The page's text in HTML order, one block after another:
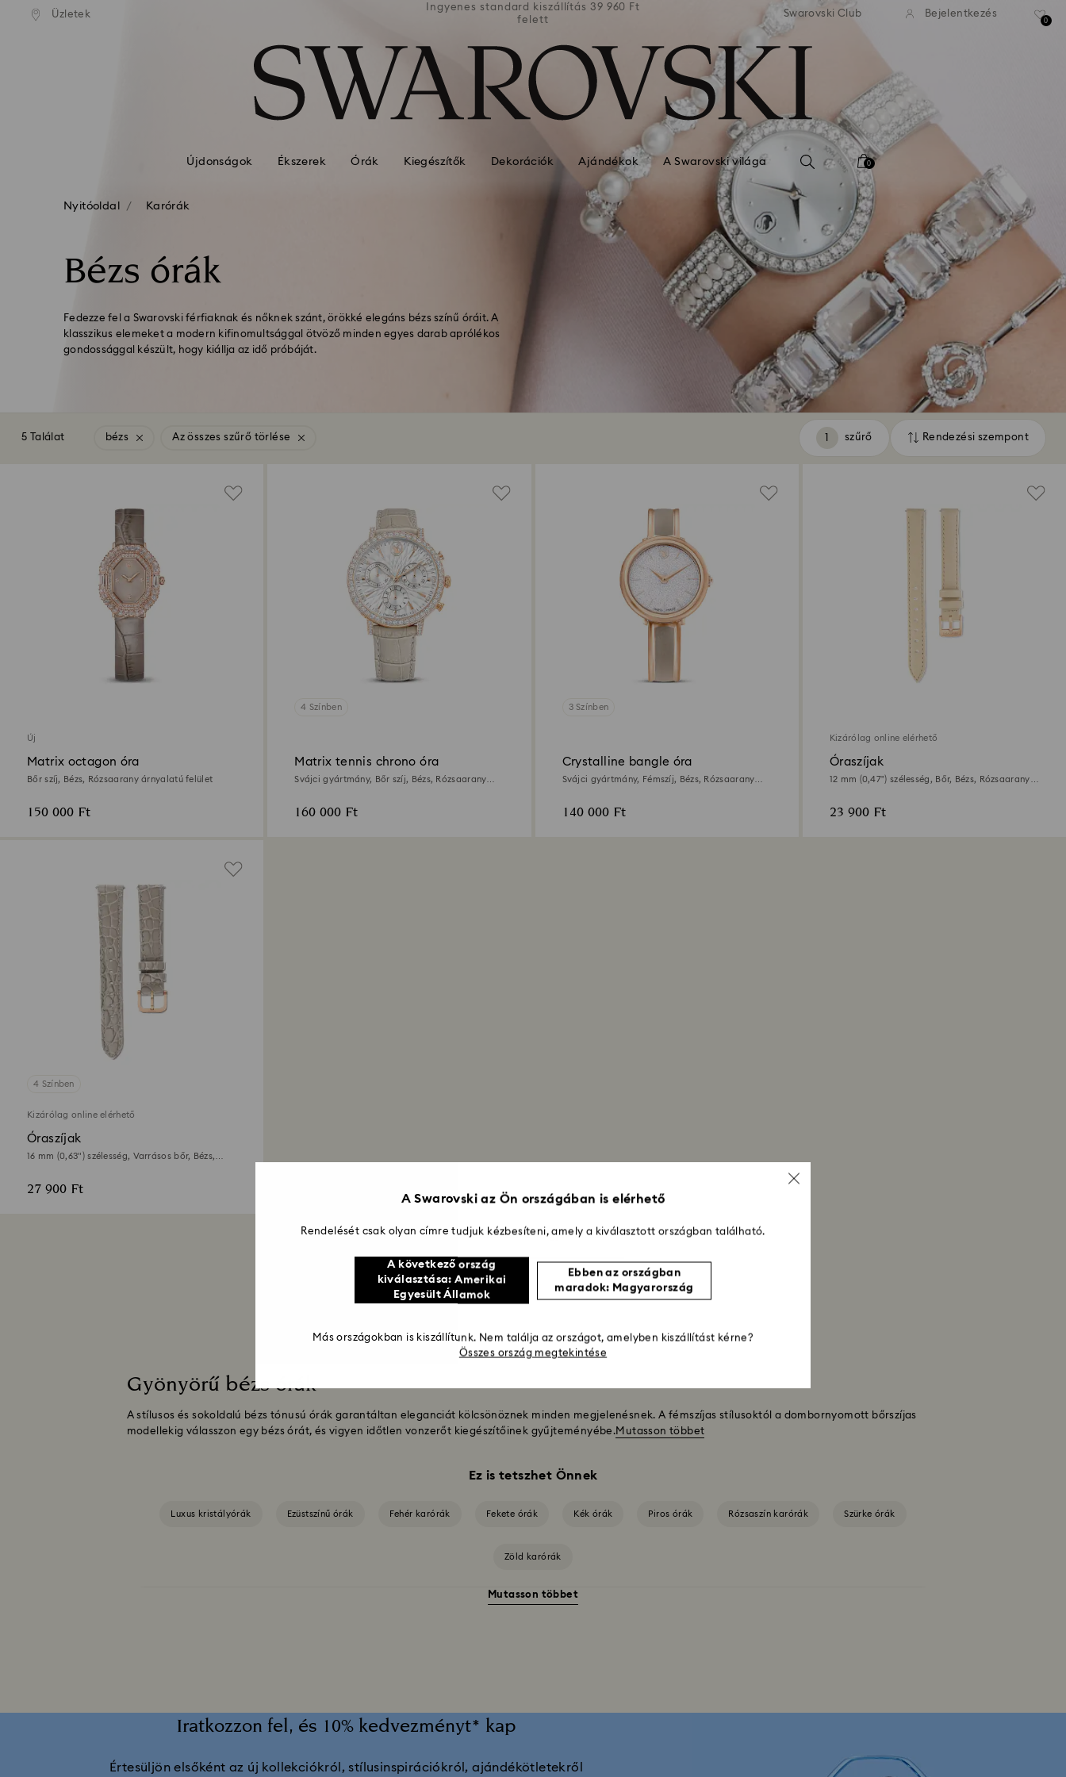
Hozzáférési-kulcs lista
Üzletek
kiszállítás 39 960 Ft
felett
Ingyenes standard kiszállítás 39 960 Ft
felett
Ingyenes standard kiszállítás 39 960 Ft
felett
Ingyenes standard kiszállítás
felett
Swarovski Club Bejelentkezés
0
Újdonságok Ékszerek Órák Kiegészítők Dekorációk Ajándékok A Swarovski világa 0
Nyitóoldal Karórák
Bézs órák
Fedezze fel a Swarovski férfiaknak és nőknek szánt, örökké elegáns bézs színű óráit. A
klasszikus elemeket a modern kifinomultsággal ötvöző minden egyes darab aprólékos
gondossággal készült, hogy kiállja az idő próbáját.
5 Találat bézs Az összes szűrő törlése szűrő
szűrő Rendezési szempont
Rendezési
Új
Matrix octagon óra
Bőr szíj, Bézs, Rózsaarany árnyalatú felület
150 000 Ft
4 Színben
Matrix tennis chrono óra
Svájci gyártmány, Bőr szíj, Bézs, Rózsaarany
160 000 Ft
3 Színben
Crystalline bangle óra
Svájci gyártmány, Fémszíj, Bézs, Rózsaarany
140 000 Ft
Kizárólag online elérhető
Óraszíjak
12 mm (0,47”) szélesség, Bőr, Bézs, Rózsaarany
23 900 Ft
4 Színben
Kizárólag online elérhető
Óraszíjak
16 mm (0,63") szélesség, Varrásos bőr, Bézs,
27 900 Ft
5 termékből 5 megjelenítése
Gyönyörű bézs órák
A stílusos és sokoldalú bézs tónusú órák garantáltan eleganciát kölcsönöznek minden megjelenésnek. A fémszíjas stílusoktól a dombornyomott bőrszíjas
modellekig válasszon egy bézs órát, és vigyen időtlen vonzerőt kiegészítőinek gyűjteményébe.Mutasson többet
Ez is tetszhet Önnek
Luxus kristályórák Ezüstszínű órák Fehér karórák Fekete órák Kék órák Piros órák Rózsaszín karórák Szürke órák
Zöld karórák
A Swarovski Matrix Tennis kollekciójának jellegzetes dizájnja által ihletett karórák úgy készültek, hogy kitűnjenek – akár önmagukban viselve, akár hozzáillő
Dextera Bangle kollekció
Ezek a merész, építészeti jellegű és összetéveszthetetlenül Swarovski, svájci gyártmányú órák a precizitást a feltűnő, nyolcszögletű tokkal, a polírozott fémcsatokkal és a
Mutasson többet
Iratkozzon fel, és 10% kedvezményt* kap
Értesüljön elsőként az új kollekciókról, stílusinspirációkról, ajándékötletekről
A Swarovski az Ön országában is elérhető
Rendelését csak olyan címre tudjuk kézbesíteni, amely a kiválasztott országban található.
A következő ország
kiválasztása: Amerikai
Egyesült Államok
Ebben az országban
maradok: Magyarország
Más országokban is kiszállítunk. Nem találja az országot, amelyben kiszállítást kérne?
Összes ország megtekintése